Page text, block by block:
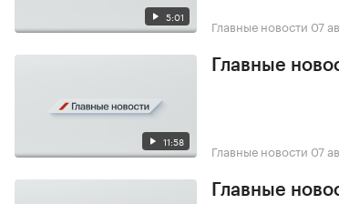
5:01 Главные новости 07
11:58
Главные
Главные новости 07
Главные